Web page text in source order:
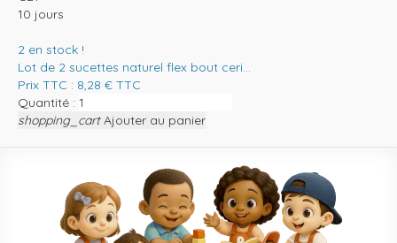
10 jours
2 en stock !
Lot de 2 sucettes naturel flex bout ceri...
Prix TTC : 8,28 € TTC
Quantité :
shopping_cart Ajouter au panier